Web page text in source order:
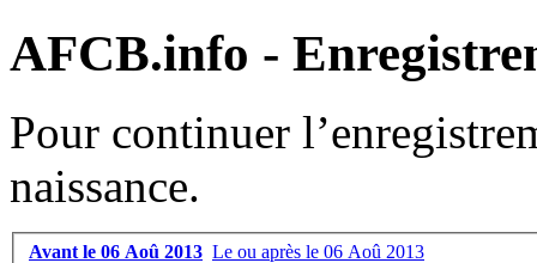
AFCB.info -
Pour continuer
naissance.
Avant le 06 Aoû 2013 Le ou après le 06 Aoû 2013